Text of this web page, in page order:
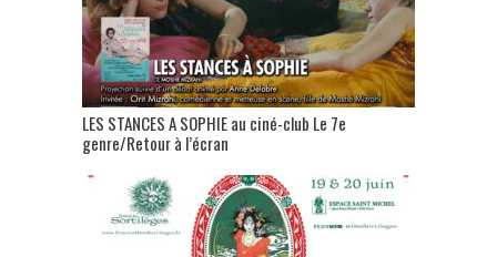
LES STANCES A SOPHIE au ciné-club Le 7e
genre/Retour à l’écran